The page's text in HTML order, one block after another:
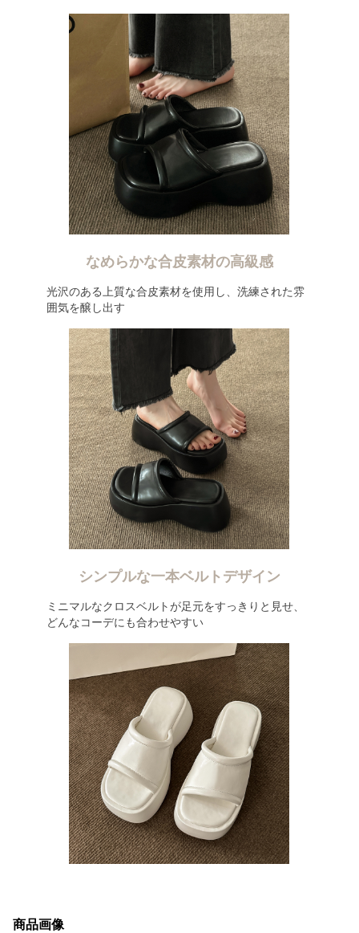
なめらかな合皮素材の高級感
光沢のある上質な合皮素材を使用し、洗練された雰
囲気を醸し出す
シンプルな一本ベルトデザイン
ミニマルなクロスベルトが足元をすっきりと見せ、
どんなコーデにも合わせやすい
商品画像